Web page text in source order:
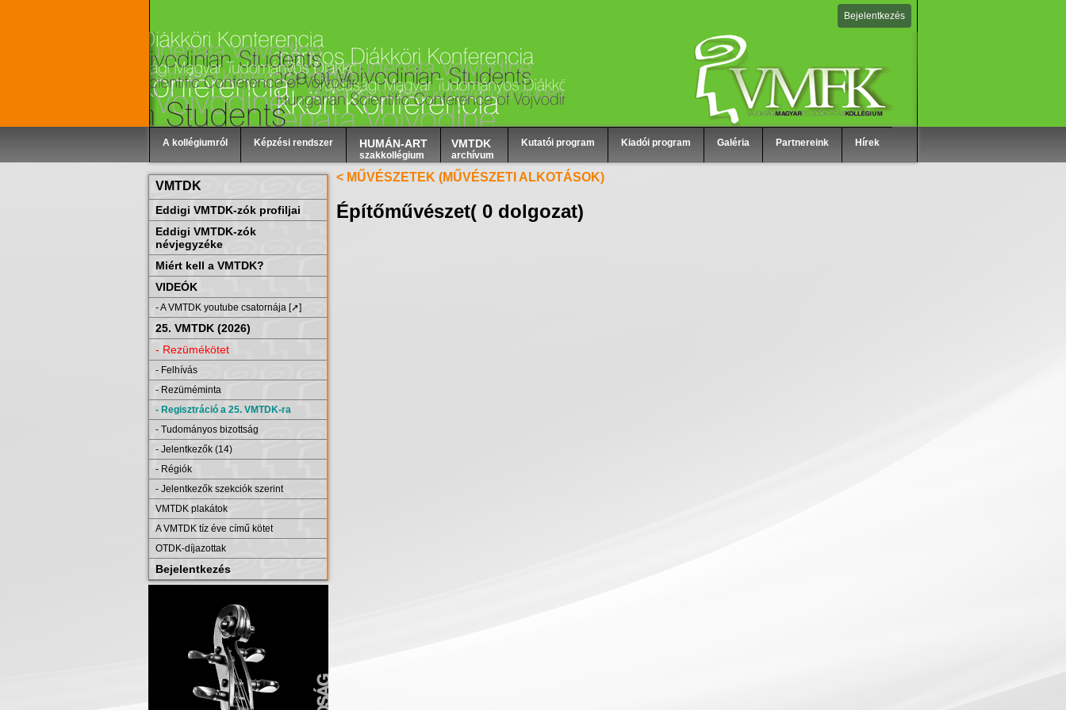
Bejelentkezés
A kollégiumról Képzési rendszer HUMÁN-ART
szakkollégium
VMTDK
archívum
Kutatói program Kiadói program Galéria Partnereink Hírek
VMTDK
Eddigi VMTDK-zók profiljai
Eddigi VMTDK-zók
névjegyzéke
Miért kell a VMTDK?
VIDEÓK
- A VMTDK youtube csatornája [➚]
25. VMTDK (2026)
- Rezümékötet
- Felhívás
- Rezüméminta
- Regisztráció a 25. VMTDK-ra
- Tudományos bizottság
- Jelentkezők (14)
- Régiók
- Jelentkezők szekciók szerint
VMTDK plakátok
A VMTDK tíz éve című kötet
OTDK-díjazottak
Bejelentkezés
< MŰVÉSZETEK (MŰVÉSZETI ALKOTÁSOK)
Építőművészet( 0 dolgozat)